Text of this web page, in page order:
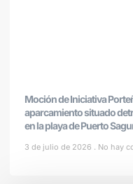
Moción de Iniciativa
aparcamiento situado
en la playa de Puerto
3 de julio de 2026 No hay